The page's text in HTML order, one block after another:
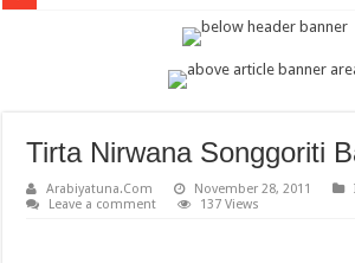
Tirta Nirwana Songgoriti
Arabiyatuna.Com November 28, 2011
Leave a comment
137 Views